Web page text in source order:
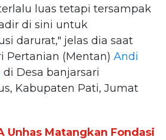
luas tetapi tersampak
di sini untuk
darurat," jelas dia saat
Pertanian (Mentan) Andi
di Desa banjarsari
Kabupaten Pati, Jumat
Unhas Matangkan Fondasi